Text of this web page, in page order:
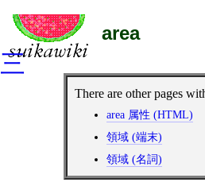
area
There are other pages
area 属性 (HTML)
領域 (端末)
領域 (名詞)
三